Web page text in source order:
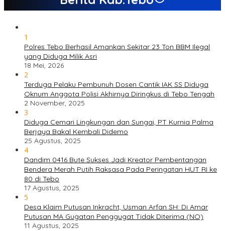
1
Polres Tebo Berhasil Amankan Sekitar 23 Ton BBM Ilegal
yang Diduga Milik Asri
18 Mei, 2026
2
Terduga Pelaku Pembunuh Dosen Cantik IAK SS Diduga
Oknum Anggota Polisi Akhirnya Diringkus di Tebo Tengah
2 November, 2025
3
Diduga Cemari Lingkungan dan Sungai, PT Kurnia Palma
Berjaya Bakal Kembali Didemo
25 Agustus, 2025
4
Dandim 0416 Bute Sukses Jadi Kreator Pembentangan
Bendera Merah Putih Raksasa Pada Peringatan HUT RI ke
80 di Tebo
17 Agustus, 2025
5
Desa Klaim Putusan Inkracht, Usman Arfan SH: Di Amar
Putusan MA Gugatan Penggugat Tidak Diterima (NO)
11 Agustus, 2025